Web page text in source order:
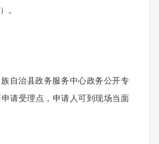
。
自治县政务服务中心政务公开专
请受理点，申请人可到现场当面